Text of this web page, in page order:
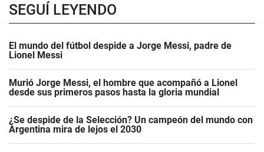
SEGUÍ LEYENDO
El mundo del fútbol despide a Jorge Messi, padre de
Lionel Messi
Murió Jorge Messi, el hombre que acompañó a Lionel
desde sus primeros pasos hasta la gloria mundial
¿Se despide de la Selección? Un campeón del mundo con
Argentina mira de lejos el 2030